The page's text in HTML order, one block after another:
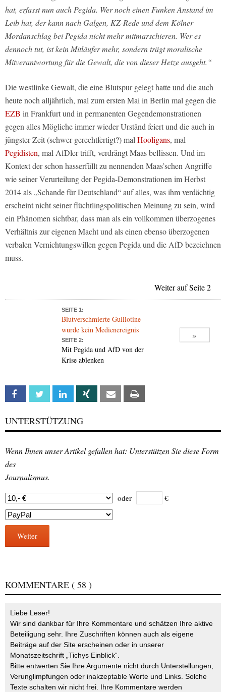
hat, erfasst nun auch Pegida. Wer noch einen Funken Anstand im
Leib hat, der kann nach Galgen, KZ-Rede und dem Kölner
Mordanschlag bei Pegida nicht mehr mitmarschieren. Wer es
dennoch tut, ist kein Mitläufer mehr, sondern trägt moralische
Mitverantwortung für die Gewalt, die von dieser Hetze ausgeht.“
Die westlinke Gewalt, die eine Blutspur gelegt hatte und die auch
heute noch alljährlich, mal zum ersten Mai in Berlin mal gegen die
EZB in Frankfurt und in permanenten Gegendemonstrationen
gegen alles Mögliche immer wieder Urständ feiert und die auch in
jüngster Zeit (schwer gerechtfertigt?) malHooligans, mal
Pegidisten, mal AfDler trifft, verdrängt Maas beflissen. Und im
Kontext der schon hasserfüllt zu nennenden Maas’schen Angriffe
wie seiner Verurteilung der Pegida-Demonstrationen im Herbst
2014 als „Schande für Deutschland“ auf alles, was ihm verdächtig
erscheint nicht seiner flüchtlingspolitischen Meinung zu sein, wird
ein Phänomen sichtbar, dass man als ein vollkommen überzogenes
Verhältnis zur eigenen Macht und als einen ebenso überzogenen
verbalen Vernichtungswillen gegen Pegida und die AfD bezeichnen
muss.
Weiter auf Seite 2
SEITE 1:
Blutverschmierte Guillotine
wurde kein Medienereignis
SEITE 2:
Mit Pegida und AfD von der
Krise ablenken
»
Facebook Twitter Linkedin Xing Email
UNTERSTÜTZUNG
Wenn Ihnen unser Artikel gefallen hat: Unterstützen Sie diese Form
des
Journalismus.
oder €
Weiter
KOMMENTARE ( 58 )
Liebe Leser!
Wir sind dankbar für Ihre Kommentare und schätzen Ihre aktive
Beteiligung sehr. Ihre Zuschriften können auch als eigene
Beiträge auf der Site erscheinen oder in unserer
Monatszeitschrift „Tichys Einblick“.
Bitte entwerten Sie Ihre Argumente nicht durch Unterstellungen,
Verunglimpfungen oder inakzeptable Worte und Links. Solche
Texte schalten wir nicht frei. Ihre Kommentare werden